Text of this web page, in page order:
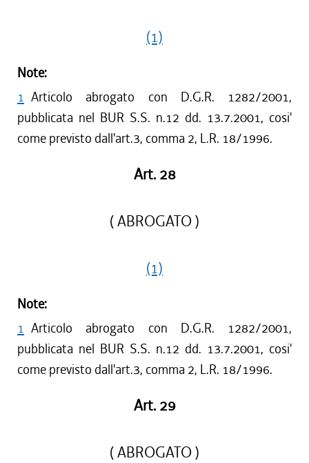
(1)
Note:
1 Articolo abrogato con D.G.R. 1282/2001,
pubblicata nel BUR S.S. n.12 dd. 13.7.2001, cosi'
come previsto dall'art.3, comma 2, L.R. 18/1996.
Art. 28
( ABROGATO )
(1)
Note:
1 Articolo abrogato con D.G.R. 1282/2001,
pubblicata nel BUR S.S. n.12 dd. 13.7.2001, cosi'
come previsto dall'art.3, comma 2, L.R. 18/1996.
Art. 29
( ABROGATO )